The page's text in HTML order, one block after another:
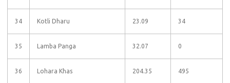
34 Kotli Dharu 23.09 34
35 Lamba Panga 32.07 0
36 Lohara Khas 204.35 495